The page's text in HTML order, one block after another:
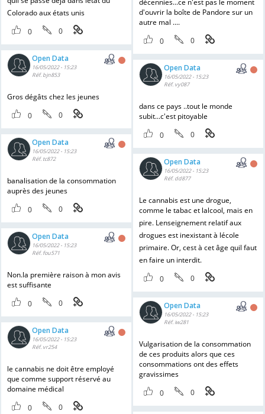
Colorado aux états unis
0
0
décennies...ce n'est pas le moment
d'ouvrir la boîte de Pandore sur un
autre mal ....
0
0
Open Data
16/05/2022 - 15:23
Réf. bjn853
Gros dégâts chez les jeunes
0
0
Open Data
16/05/2022 - 15:23
Réf. vy087
dans ce pays ..tout le monde
subit...c'est pitoyable
0
0
Open Data
16/05/2022 - 15:23
Réf. tc872
banalisation de la consommation
auprès des jeunes
0
0
Open Data
16/05/2022 - 15:23
Réf. dd877
Le cannabis est une drogue,
comme le tabac et lalcool, mais en
pire. Lenseignement relatif aux
drogues est inexistant à lécole
primaire. Or, cest à cet âge quil faut
en faire un interdit.
0
0
Open Data
16/05/2022 - 15:23
Réf. fou571
Non.la première raison à mon avis
est suffisante
0
0 Open Data
16/05/2022 - 15:23
Réf. iw281
Vulgarisation de la consommation
de ces produits alors que ces
consommations ont des effets
gravissimes
0
0
Open Data
16/05/2022 - 15:23
Réf. vr254
le cannabis ne doit être employé
que comme support réservé au
domaine médical
0
0